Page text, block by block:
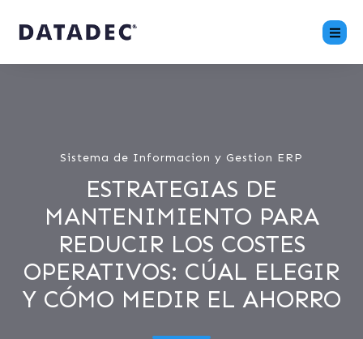
Sistema de Informacion y Gestion ERP
ESTRATEGIAS DE
MANTENIMIENTO PARA
REDUCIR LOS COSTES
OPERATIVOS: CÚAL ELEGIR
Y CÓMO MEDIR EL AHORRO